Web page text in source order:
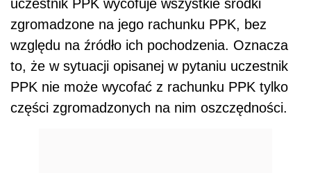
uczestnik PPK wycofuje wszystkie środki
zgromadzone na jego rachunku PPK, bez
względu na źródło ich pochodzenia. Oznacza
to, że w sytuacji opisanej w pytaniu uczestnik
PPK nie może wycofać z rachunku PPK tylko
części zgromadzonych na nim oszczędności.